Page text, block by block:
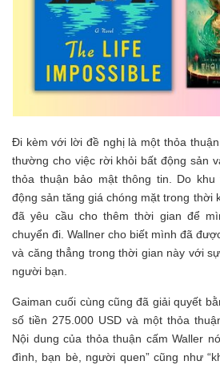
Đi kèm với lời đề nghị là một thỏa
thường cho việc rời khỏi bất động sản
thỏa thuận bảo mật thông tin. Do
động sản tăng giá chóng mặt trong thời
đã yêu cầu cho thêm thời gian để
chuyển đi. Wallner cho biết mình đã
và căng thẳng trong thời gian này với
người bạn.
Gaiman cuối cùng cũng đã giải quyết
số tiền 275.000 USD và một thỏa
Nội dung của thỏa thuận cấm Waller
đình, bạn bè, người quen” cũng như